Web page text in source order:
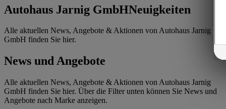
Autohaus Jarnig GmbHNeuigkeiten
Alle aktuellen News, Angebote & Aktionen von Autohaus Jarnig
GmbH finden Sie hier.
News und Angebote
Alle aktuellen News, Angebote & Aktionen von Autohaus Jarnig
GmbH finden Sie hier. Über die Filter unten können Sie News und
Angebote nach Marke anzeigen.